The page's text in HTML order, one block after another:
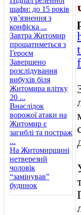
шафи: до 15 років
ув’язнення з
конфіска ...
Завтра Житомир
прощатиметься з
Героєм
Завершено
розслідування
вибухів біля
Житомира влітку
20 ...
Внаслідок
ворожої атаки на
Житомир є
загиблі та постраж
...
На Житомирщині
нетверезий
чоловік
“замінував”
будинок